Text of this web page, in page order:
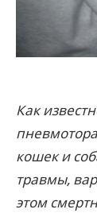
Как
кошек и
травмы,
этом